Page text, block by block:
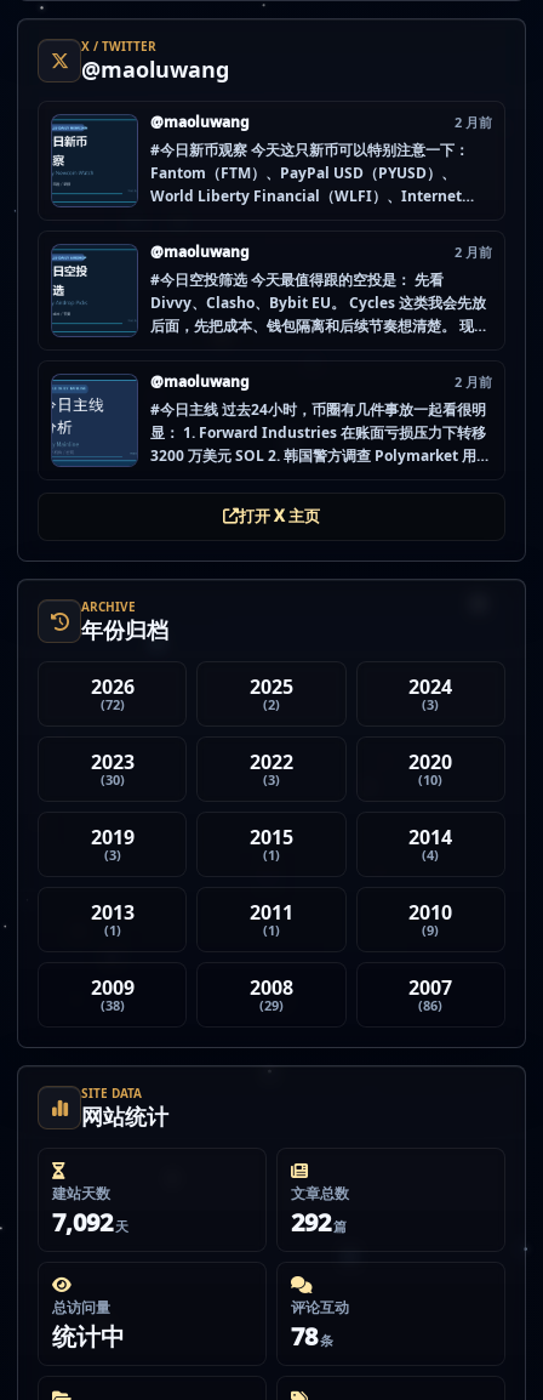
X / TWITTER
@maoluwang
@maoluwang 2 月前
#今日新币观察 今天这只新币可以特别注意一下：
Fantom（FTM）、PayPal USD（PYUSD）、
World Liberty Financial（WLFI）、Internet
而是更像“热度是不是在回流”的样本。 这种时候最怕
把...
@maoluwang 2 月前
#今日空投筛选 今天最值得跟的空投是： 先看
Divvy、Clasho、Bybit EU。 Cycles 这类我会先放
后面，先把成本、钱包隔离和后续节奏想清楚。 现在
都没做扎实。 mao.lu/today-airdrop-selecti… #空
投项目 #...
@maoluwang 2 月前
#今日主线 过去24小时，币圈有几件事放一起看很明
显： 1. Forward Industries 在账面亏损压力下转移
3200 万美元 SOL 2. 韩国警方调查 Polymarket 用户
打开 X 主页
ARCHIVE
年份归档
2026
(72)
2025
(2)
2024
(3)
2023
(30)
2022
(3)
2020
(10)
2019
(3)
2015
(1)
2014
(4)
2013
(1)
2011
(1)
2010
(9)
2009
(38)
2008
(29)
2007
(86)
SITE DATA
网站统计
建站天数
7,092 天
文章总数
292篇
总访问量
统计中
评论互动
78条